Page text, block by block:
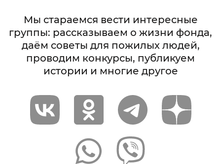
Мы стараемся вести интересные
группы: рассказываем о жизни фонда,
даём советы для пожилых людей,
проводим конкурсы, публикуем
истории и многие другое